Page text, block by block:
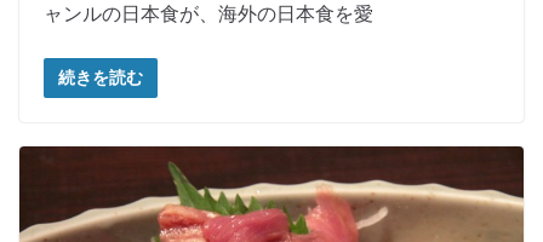
ャンルの日本食が、海外の日本食を愛
続きを読む